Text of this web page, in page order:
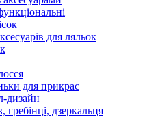
для ляльок
для прикрас
дизайн
гребінці, дзеркальця